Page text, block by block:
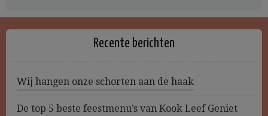
Recente berichten
Wij hangen onze schorten aan de haak
De top 5 beste feestmenu’s van Kook Leef Geniet